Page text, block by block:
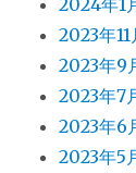
2024年1
2023年11
2023年9
2023年7
2023年6
2023年5